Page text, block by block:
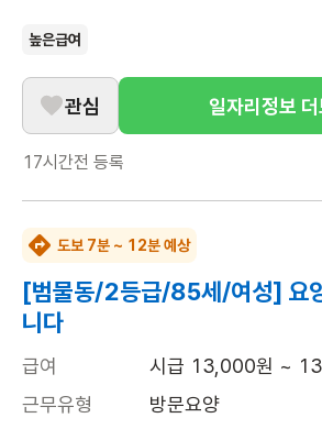
높은급여
관심 일자리정보 더
17시간전 등록
도보 7분 ~ 12분 예상
[범물동/2등급/85세/여성] 요
니다
급여
시급 13,000원 ~ 13
근무유형
방문요양